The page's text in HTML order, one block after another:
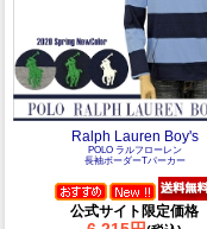
Ralph Lauren Boy's
POLO ラルフローレン
長袖ボーダーTパーカー
公式サイト限定価格